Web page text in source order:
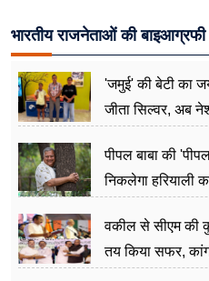
भारतीय राजनेताओं की
'जमुई' की बेटी का
जीता सिल्वर, अब
पीपल बाबा की
निकलेगा हरियाली
वकील से सीएम की
तय किया सफर,